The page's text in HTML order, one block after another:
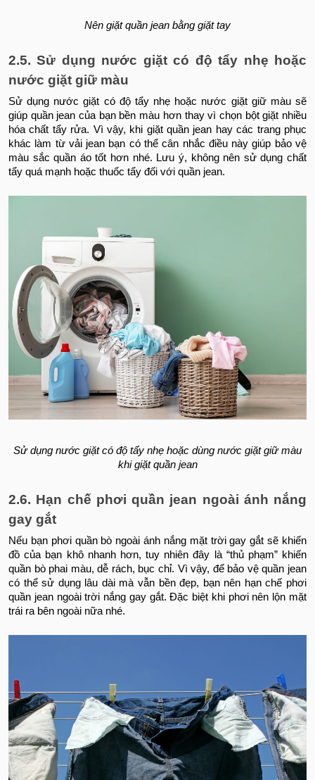
Nên giặt quần jean bằng giặt tay
2.5. Sử dụng nước giặt có độ tẩy nhẹ hoặc
nước giặt giữ màu
Sử dụng nước giặt có độ tẩy nhẹ hoặc nước giặt giữ màu sẽ
giúp quần jean của bạn bền màu hơn thay vì chọn bột giặt nhiều
hóa chất tẩy rửa. Vì vậy, khi giặt quần jean hay các trang phục
khác làm từ vải jean bạn có thể cân nhắc điều này giúp bảo vệ
màu sắc quần áo tốt hơn nhé. Lưu ý, không nên sử dụng chất
tẩy quá mạnh hoặc thuốc tẩy đối với quần jean.
Sử dụng nước giặt có độ tẩy nhẹ hoặc dùng nước giặt giữ màu
khi giặt quần jean
2.6. Hạn chế phơi quần jean ngoài ánh nắng
gay gắt
Nếu bạn phơi quần bò ngoài ánh nắng mặt trời gay gắt sẽ khiến
đồ của bạn khô nhanh hơn, tuy nhiên đây là “thủ phạm” khiến
quần bò phai màu, dễ rách, bục chỉ. Vì vậy, để bảo vệ quần jean
có thể sử dụng lâu dài mà vẫn bền đẹp, bạn nên hạn chế phơi
quần jean ngoài trời nắng gay gắt. Đặc biệt khi phơi nên lộn mặt
trái ra bên ngoài nữa nhé.